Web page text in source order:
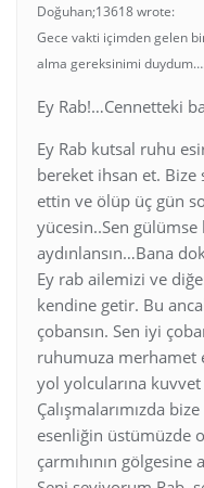
Doğuhan;13618 wrote:
Gece vakti içimden gelen
alma gereksinimi
Ey Rab!…Cennetteki
Ey Rab kutsal ruhu
bereket ihsan et. Bize
ettin ve ölüp üç gün
yücesin..Sen
aydınlansın…Bana
Ey rab ailemizi ve
kendine getir. Bu
çobansın. Sen iyi
ruhumuza merhamet
yol yolcularına kuvvet
Çalışmalarımızda
esenliğin üstümüzde
çarmıhının gölgesine